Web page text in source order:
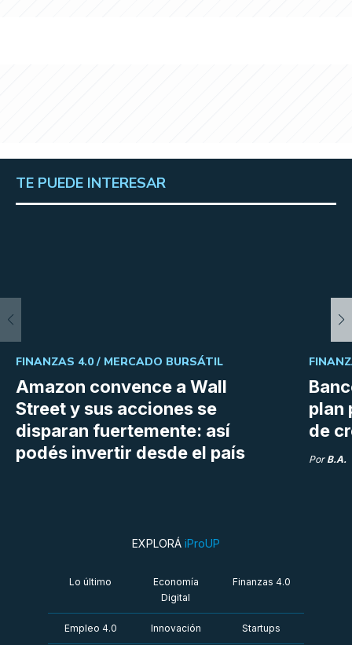
TE PUEDE INTERESAR
Amazon convence a Wall
Street y sus acciones se
disparan fuertemente: así
podés invertir desde el país
FINANZAS 4.0 / MERCADO BURSÁTIL
plan
de
Por B.A.
EXPLORÁ iProUP
Lo último
Economía
Digital
Finanzas 4.0
Empleo 4.0 Innovación Startups